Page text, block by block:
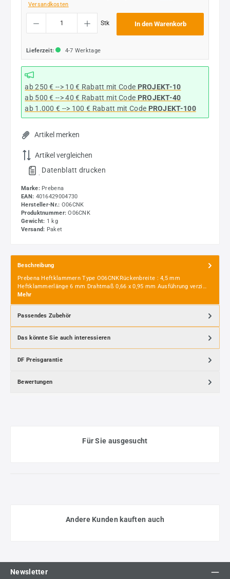
Versandkosten
Produkt Anzahl: Gib den gewünschten Wert ein oder benutze die Schaltflächen um
Stk In den Warenkorb
Lieferzeit: 4-7 Werktage
ab 250 € --> 10 € Rabatt mit Code PROJEKT-10
ab 500 € --> 40 € Rabatt mit Code PROJEKT-40
ab 1.000 € --> 100 € Rabatt mit Code PROJEKT-100
Artikel merken
Artikel vergleichen
. Datenblatt drucken
Marke: Prebena
EAN: 4016429004730
Hersteller-Nr.: O06CNK
Produktnummer: O06CNK
Gewicht: 1 kg
Versand: Paket
Beschreibung
Prebena Heftklammern Type O06CNKRückenbreite : 4,5 mm
Heftklammerlänge 6 mm Drahtmaß 0,66 x 0,95 mm Ausführung verzi…
Mehr
Passendes Zubehör
Das könnte Sie auch interessieren
DF Preisgarantie
Bewertungen
Für Sie ausgesucht
Andere Kunden kauften auch
Newsletter